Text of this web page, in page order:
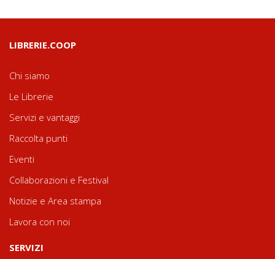
LIBRERIE.COOP
Chi siamo
Le Librerie
Servizi e vantaggi
Raccolta punti
Eventi
Collaborazioni e Festival
Notizie e Area stampa
Lavora con noi
SERVIZI